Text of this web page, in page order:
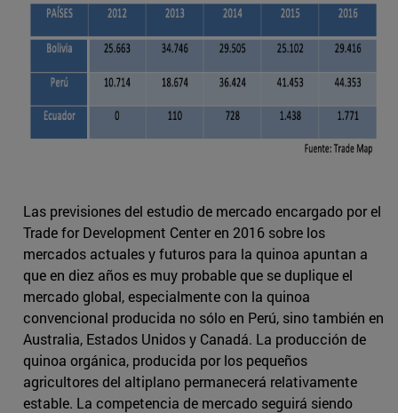
Las previsiones del estudio de mercado encargado por el
Trade for Development Center en 2016 sobre los
mercados actuales y futuros para la quinoa apuntan a
que en diez años es muy probable que se duplique el
mercado global, especialmente con la quinoa
convencional producida no sólo en Perú, sino también en
Australia, Estados Unidos y Canadá. La producción de
quinoa orgánica, producida por los pequeños
agricultores del altiplano permanecerá relativamente
estable. La competencia de mercado seguirá siendo